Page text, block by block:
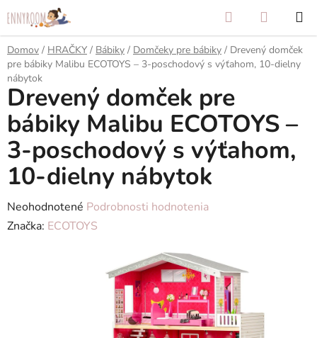
na
obsah
Hľadať
KOŠÍK
Domov / HRAČKY / Bábiky / Domčeky pre bábiky / Drevený domček
pre bábiky Malibu ECOTOYS – 3-poschodový s výťahom, 10-dielny
nábytok
Drevený domček pre
bábiky Malibu ECOTOYS –
3-poschodový s výťahom,
10-dielny nábytok
Priemerné
hodnotenie
Neohodnotené Podrobnosti hodnotenia
Značka: ECOTOYS